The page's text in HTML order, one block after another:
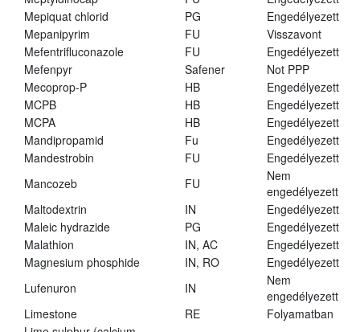
Mepiquat chlorid
PG
Engedélyezett
Mepanipyrim
FU
Visszavont
Mefentrifluconazole
FU
Engedélyezett
Mefenpyr
Safener
Not PPP
Mecoprop-P
HB
Engedélyezett
MCPB
HB
Engedélyezett
MCPA
HB
Engedélyezett
Mandipropamid
Fu
Engedélyezett
Mandestrobin
FU
Engedélyezett
Mancozeb
FU
Nem
engedélyezett
Maltodextrin
IN
Engedélyezett
Maleic hydrazide
PG
Engedélyezett
Malathion
IN, AC
Engedélyezett
Magnesium phosphide
IN, RO
Engedélyezett
Lufenuron
IN
Nem
engedélyezett
Limestone
RE
Folyamatban